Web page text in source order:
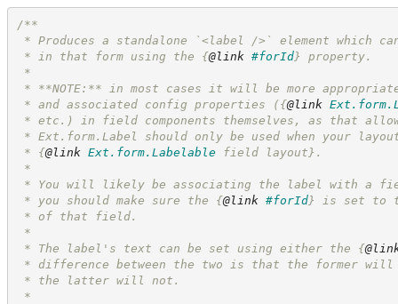
/**
* Produces a standalone `<label />` element which
* in that form using the {@link #forId} property.
*
* **NOTE:** in most cases it will be more
* and associated config properties ({@link
* etc.) in field components themselves, as that
* Ext.form.Label should only be used when your
* {@link Ext.form.Labelable field layout} .
*
* You will likely be associating the label with a
* you should make sure the {@link #forId} is set to
* of that field.
*
* The label's text can be set using either the {
* difference between the two is that the former will
* the latter will not.
*